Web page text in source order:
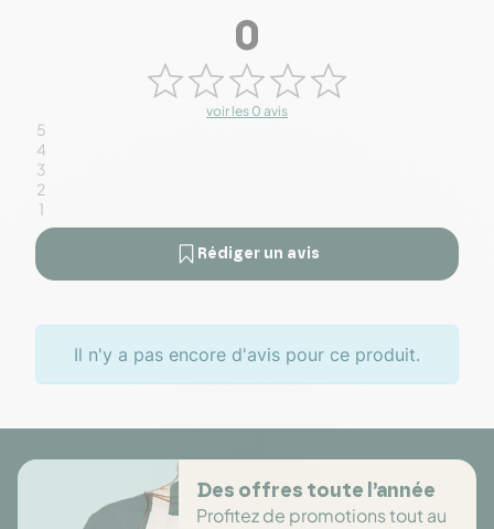
0
voir les 0 avis
5
4
3
2
1
Rédiger un avis
Il n'y a pas encore d'avis pour ce produit.
Des offres toute l’année
Profitez de promotions tout au